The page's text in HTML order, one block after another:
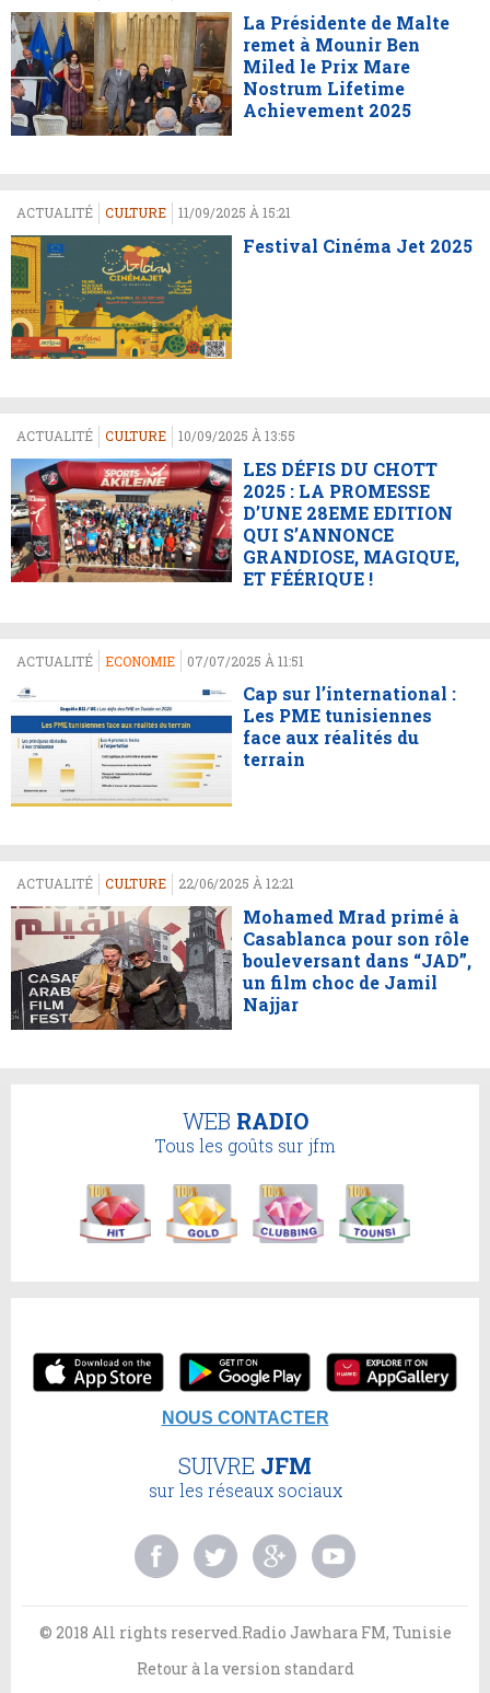
La Présidente de Malte
remet à Mounir Ben
Miled le Prix Mare
Nostrum Lifetime
Achievement 2025
ACTUALITÉ CULTURE 11/09/2025 À 15:21
Festival Cinéma Jet 2025
ACTUALITÉ CULTURE 10/09/2025 À 13:55
LES DÉFIS DU CHOTT
2025 : LA PROMESSE
D’UNE 28EME EDITION
QUI S’ANNONCE
GRANDIOSE, MAGIQUE,
ET FÉÉRIQUE !
ACTUALITÉ ECONOMIE 07/07/2025 À 11:51
Cap sur l’international :
Les PME tunisiennes
face aux réalités du
terrain
ACTUALITÉ CULTURE 22/06/2025 À 12:21
Mohamed Mrad primé à
Casablanca pour son rôle
bouleversant dans “JAD”,
un film choc de Jamil
Najjar
WEB RADIO
Tous les goûts sur jfm
NOUS CONTACTER
SUIVRE JFM
sur les réseaux sociaux
© 2018 All rights reserved.Radio Jawhara FM, Tunisie
Retour à la version standard